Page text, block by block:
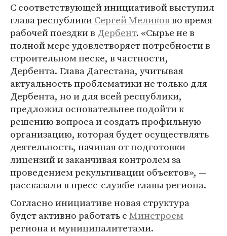
С соответствующей инициативой выступил
глава республикиСергей Меликовво время
рабочей поездки в Дербент. «Сырье не в
полной мере удовлетворяет потребности в
строительном песке, в частности,
Дербента. Глава Дагестана, учитывая
актуальность проблематики не только для
Дербента, но и для всей республики,
предложил основательнее подойти к
решению вопроса и создать профильную
организацию, которая будет осуществлять
деятельность, начиная от подготовки
лицензий и заканчивая контролем за
проведением рекультивации объектов», —
рассказали в пресс-службе главы региона.
Согласно инициативе новая структура
будет активно работать сМинстроем
региона и муниципалитетами.